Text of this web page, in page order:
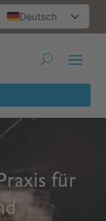
Deutsch
العربية
Русский
für